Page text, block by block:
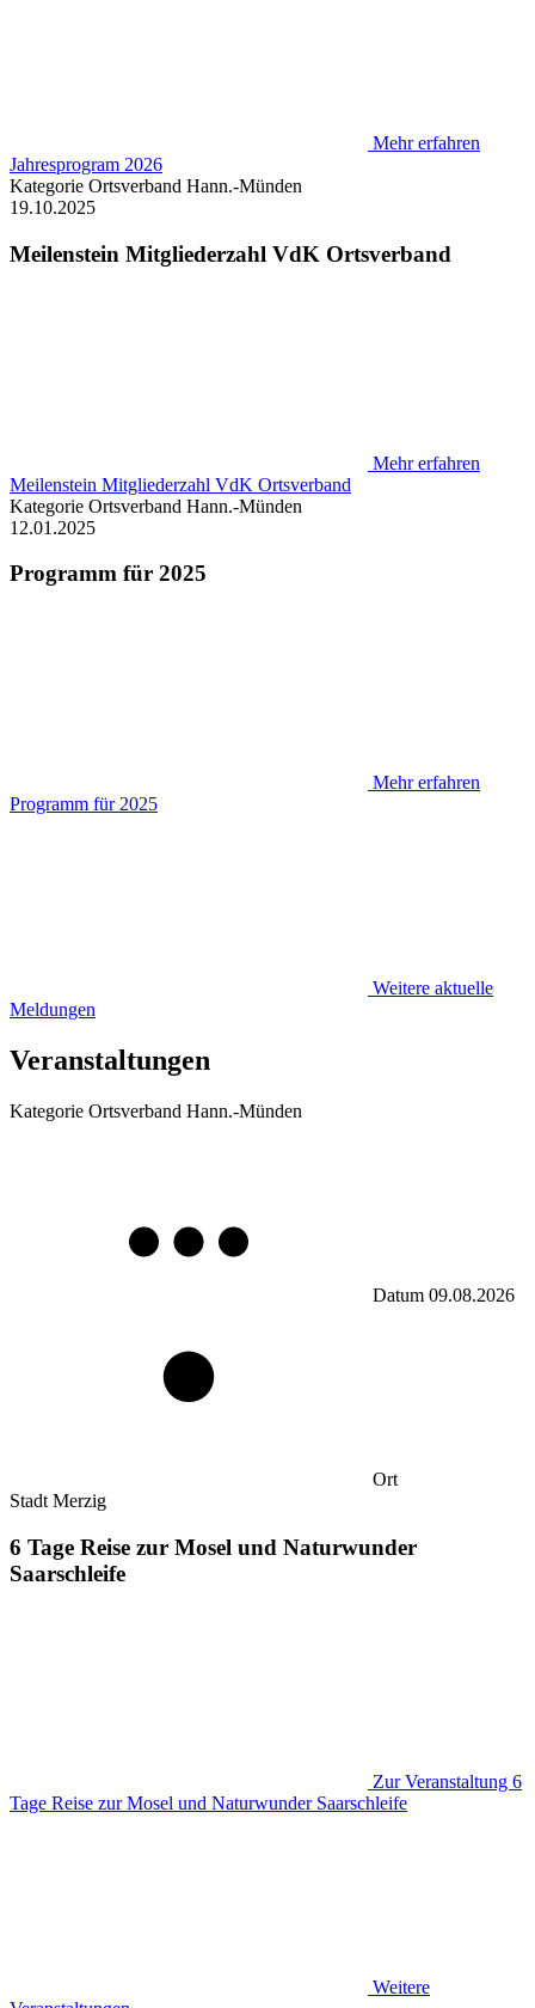
Mehr erfahren
Jahresprogram 2026
Kategorie Ortsverband Hann.-Münden
19.10.2025
Meilenstein Mitgliederzahl VdK Ortsverband
Mehr erfahren
Meilenstein Mitgliederzahl VdK Ortsverband
Kategorie Ortsverband Hann.-Münden
12.01.2025
Programm für 2025
Mehr erfahren
Programm für 2025
Weitere aktuelle
Meldungen
Veranstaltungen
Kategorie Ortsverband Hann.-Münden
Datum 09.08.2026
Ort
Stadt Merzig
6 Tage Reise zur Mosel und Naturwunder
Saarschleife
Zur Veranstaltung 6
Tage Reise zur Mosel und Naturwunder Saarschleife
Weitere